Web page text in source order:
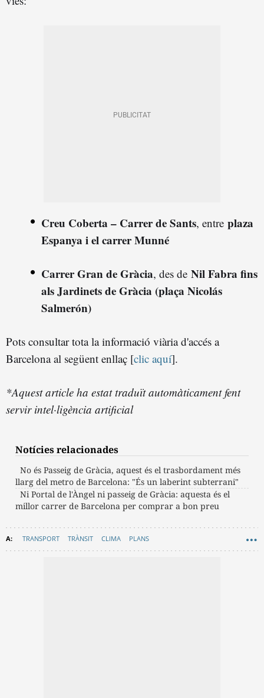
Creu Coberta – Carrer de Sants, entre plaza
Espanya i el carrer Munné
Carrer Gran de Gràcia, des de Nil Fabra fins
als Jardinets de Gràcia (plaça Nicolás
Salmerón)
Pots consultar tota la informació viària d'accés a
Barcelona al següent enllaç [clic aquí].
*Aquest article ha estat traduït automàticament fent
servir intel·ligència artificial
Notícies relacionades
No és Passeig de Gràcia, aquest és el trasbordament més
llarg del metro de Barcelona: "És un laberint subterrani"
Ni Portal de l'Àngel ni passeig de Gràcia: aquesta és el
millor carrer de Barcelona per comprar a bon preu
TRANSPORT TRÀNSIT CLIMA PLANS